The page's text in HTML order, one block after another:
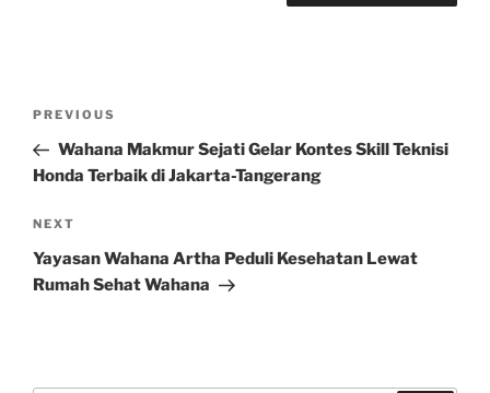
Previous
Post
PREVIOUS
Wahana Makmur Sejati Gelar Kontes Skill Teknisi
Honda Terbaik di Jakarta-Tangerang
Next
Post
NEXT
Yayasan Wahana Artha Peduli Kesehatan Lewat
Rumah Sehat Wahana